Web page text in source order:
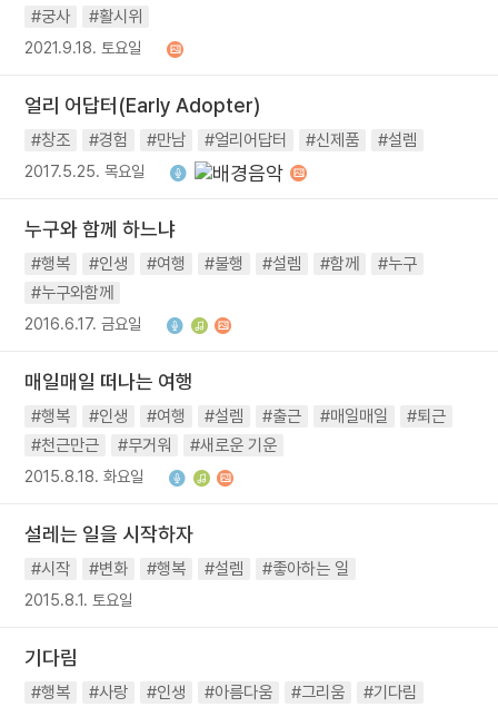
#궁사
#활시위
2021.9.18. 토요일
얼리 어답터(Early Adopter)
#창조 #경험 #만남 #얼리어답터 #신제품 #설렘
2017.5.25. 목요일
누구와 함께 하느냐
#행복 #인생 #여행 #불행 #설렘 #함께
#누구
#누구와함께
2016.6.17. 금요일
매일매일 떠나는 여행
#행복 #인생 #여행 #설렘 #출근 #매일매일
#퇴근
#천근만근
#무거워 #새로운 기운
2015.8.18. 화요일
설레는 일을 시작하자
#시작 #변화 #행복 #설렘 #좋아하는 일
2015.8.1. 토요일
기다림
#행복 #사랑 #인생 #아름다움 #그리움
#기다림